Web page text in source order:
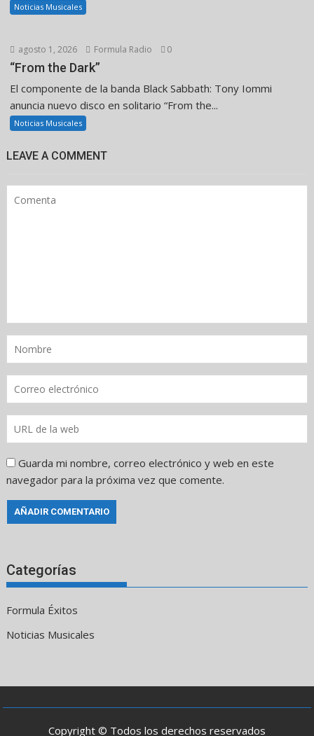
Noticias Musicales
agosto 1, 2026 Formula Radio 0
“From the Dark”
El componente de la banda Black Sabbath: Tony Iommi
anuncia nuevo disco en solitario “From the...
Noticias Musicales
LEAVE A COMMENT
Guarda mi nombre, correo electrónico y web en este
navegador para la próxima vez que comente.
Categorías
Formula Éxitos
Noticias Musicales
Copyright © Todos los derechos reservados